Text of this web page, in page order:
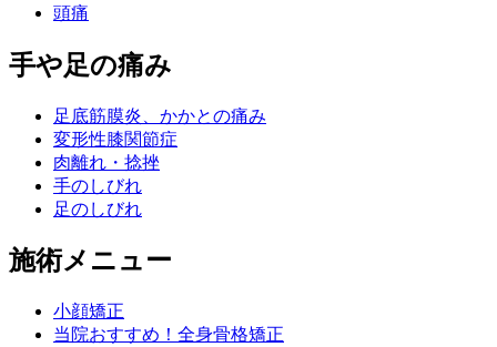
頭痛
手や足の痛み
足底筋膜炎、かかとの痛み
変形性膝関節症
肉離れ・捻挫
手のしびれ
足のしびれ
施術メニュー
小顔矯正
当院おすすめ！全身骨格矯正